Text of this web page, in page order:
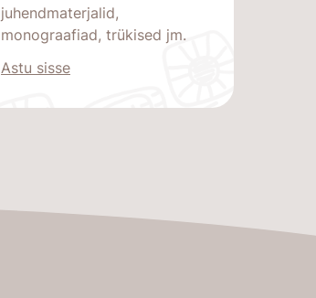
juhendmaterjalid,
monograafiad, trükised jm.
Astu sisse